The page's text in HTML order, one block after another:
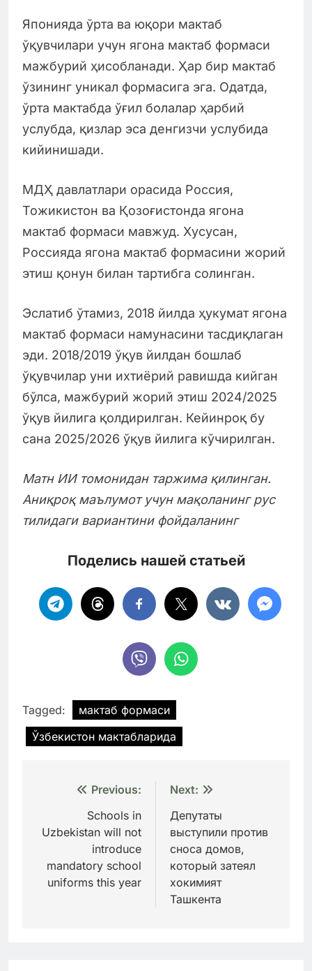
Японияда ўрта ва юқори мактаб
ўқувчилари учун ягона мактаб формаси
мажбурий ҳисобланади. Ҳар бир мактаб
ўзининг уникал формасига эга. Одатда,
ўрта мактабда ўғил болалар ҳарбий
услубда, қизлар эса денгизчи услубида
кийинишади.
МДҲ давлатлари орасида Россия,
Тожикистон ва Қозоғистонда ягона
мактаб формаси мавжуд. Хусусан,
Россияда ягона мактаб формасини жорий
этиш қонун билан тартибга солинган.
Эслатиб ўтамиз, 2018 йилда ҳукумат ягона
мактаб формаси намунасини тасдиқлаган
эди. 2018/2019 ўқув йилдан бошлаб
ўқувчилар уни ихтиёрий равишда кийган
бўлса, мажбурий жорий этиш 2024/2025
ўқув йилига қолдирилган. Кейинроқ бу
сана 2025/2026 ўқув йилига кўчирилган.
Матн ИИ томонидан таржима қилинган.
Аниқроқ маълумот учун мақоланинг рус
тилидаги вариантини фойдаланинг
Поделись нашей статьей
Tagged:
мактаб формаси
Ўзбекистон мактабларида
Навигация
записям
Previous:
Schools in
Uzbekistan will not
introduce
mandatory school
uniforms this year
Next:
Депутаты
выступили против
сноса домов,
который затеял
хокимият
Ташкента